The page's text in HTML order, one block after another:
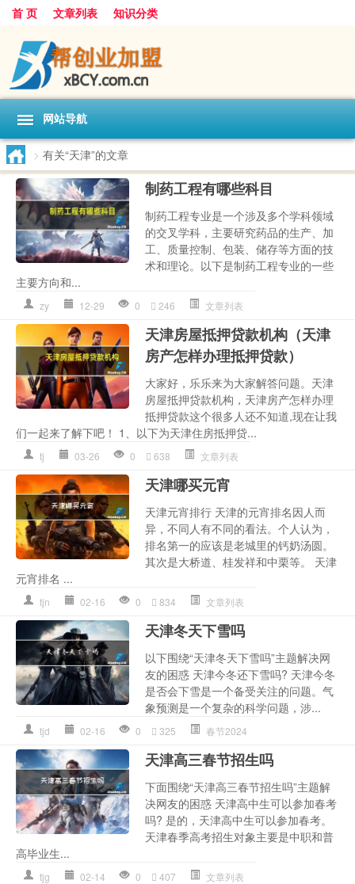
首 页 文章列表 知识分类
网站导航
> 有关“天津”的文章
制药工程有哪些科目
制药工程专业是一个涉及多个学科领域
的交叉学科，主要研究药品的生产、加
工、质量控制、包装、储存等方面的技
术和理论。以下是制药工程专业的一些
主要方向和...
zy 12-29 0 246 文章列表
天津房屋抵押贷款机构（天津
房产怎样办理抵押贷款）
大家好，乐乐来为大家解答问题。天津
房屋抵押贷款机构，天津房产怎样办理
抵押贷款这个很多人还不知道,现在让我
们一起来了解下吧！ 1、以下为天津住房抵押贷...
tj 03-26 0 638 文章列表
天津哪买元宵
天津元宵排行 天津的元宵排名因人而
异，不同人有不同的看法。个人认为，
排名第一的应该是老城里的钙奶汤圆。
其次是大桥道、桂发祥和中栗等。 天津
元宵排名 ...
tjn 02-16 0 834 文章列表
天津冬天下雪吗
以下围绕“天津冬天下雪吗”主题解决网
友的困惑 天津今冬还下雪吗? 天津今冬
是否会下雪是一个备受关注的问题。气
象预测是一个复杂的科学问题，涉...
tjd 02-16 0 325 春节2024
天津高三春节招生吗
下面围绕“天津高三春节招生吗”主题解
决网友的困惑 天津高中生可以参加春考
吗? 是的，天津高中生可以参加春考。
天津春季高考招生对象主要是中职和普
高毕业生...
tjg 02-14 0 407 文章列表